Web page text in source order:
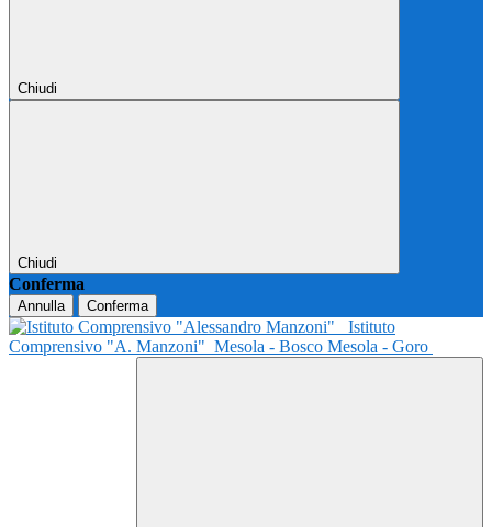
Chiudi
Chiudi
Conferma
Annulla Conferma
Istituto
Comprensivo "A. Manzoni" Mesola - Bosco Mesola - Goro